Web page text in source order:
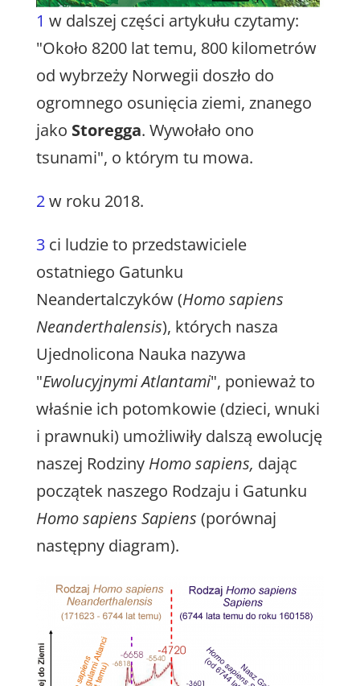
1 w dalszej części artykułu czytamy:
"Około 8200 lat temu, 800 kilometrów
od wybrzeży Norwegii doszło do
ogromnego osunięcia ziemi, znanego
jako Storegga. Wywołało ono
tsunami", o którym tu mowa.
2w roku 2018.
3ci ludzie to przedstawiciele
ostatniego Gatunku
Neandertalczyków (Homo sapiens
Neanderthalensis), których nasza
Ujednolicona Nauka nazywa
"Ewolucyjnymi Atlantami", ponieważ to
właśnie ich potomkowie (dzieci, wnuki
i prawnuki) umożliwiły dalszą ewolucję
naszej Rodziny Homo sapiens, dając
początek naszego Rodzaju i Gatunku
Homo sapiens Sapiens (porównaj
następny diagram).